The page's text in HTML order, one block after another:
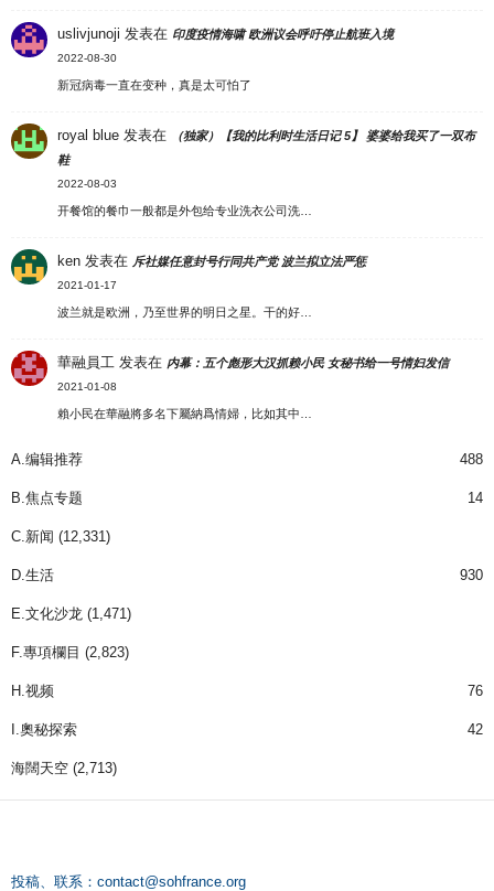
uslivjunoji 发表在 印度疫情海啸 欧洲议会呼吁停止航班入境
2022-08-30
新冠病毒一直在变种，真是太可怕了
royal blue 发表在
（独家）【我的比利时生活日记 5】 婆婆给我买了一双布
鞋
2022-08-03
开餐馆的餐巾一般都是外包给专业洗衣公司洗…
ken 发表在 斥社媒任意封号行同共产党 波兰拟立法严惩
2021-01-17
波兰就是欧洲，乃至世界的明日之星。干的好…
華融員工 发表在 内幕：五个彪形大汉抓赖小民 女秘书给一号情妇发信
2021-01-08
賴小民在華融將多名下屬納爲情婦，比如其中…
A.编辑推荐 488
B.焦点专题 14
C.新闻 (12,331)
D.生活 930
E.文化沙龙 (1,471)
F.專項欄目 (2,823)
H.视频 76
I.奧秘探索 42
海闊天空 (2,713)
投稿、联系： contact@sohfrance.org